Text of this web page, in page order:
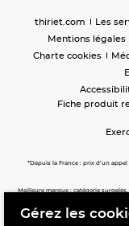
thiriet.com Les
Mentions légales
Charte cookies
Fiche produit
*Depuis la France : prix d’un
Meilleure marque : catégorie
Meilleure chaîne de magasins,
Gérez les